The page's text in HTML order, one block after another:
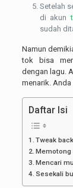
Setelah
di akun
sudah
Namun
tok bisa
dengan lagu.
menarik.
Daftar Isi
Tweak
Memotong
Mencari
Sesekali